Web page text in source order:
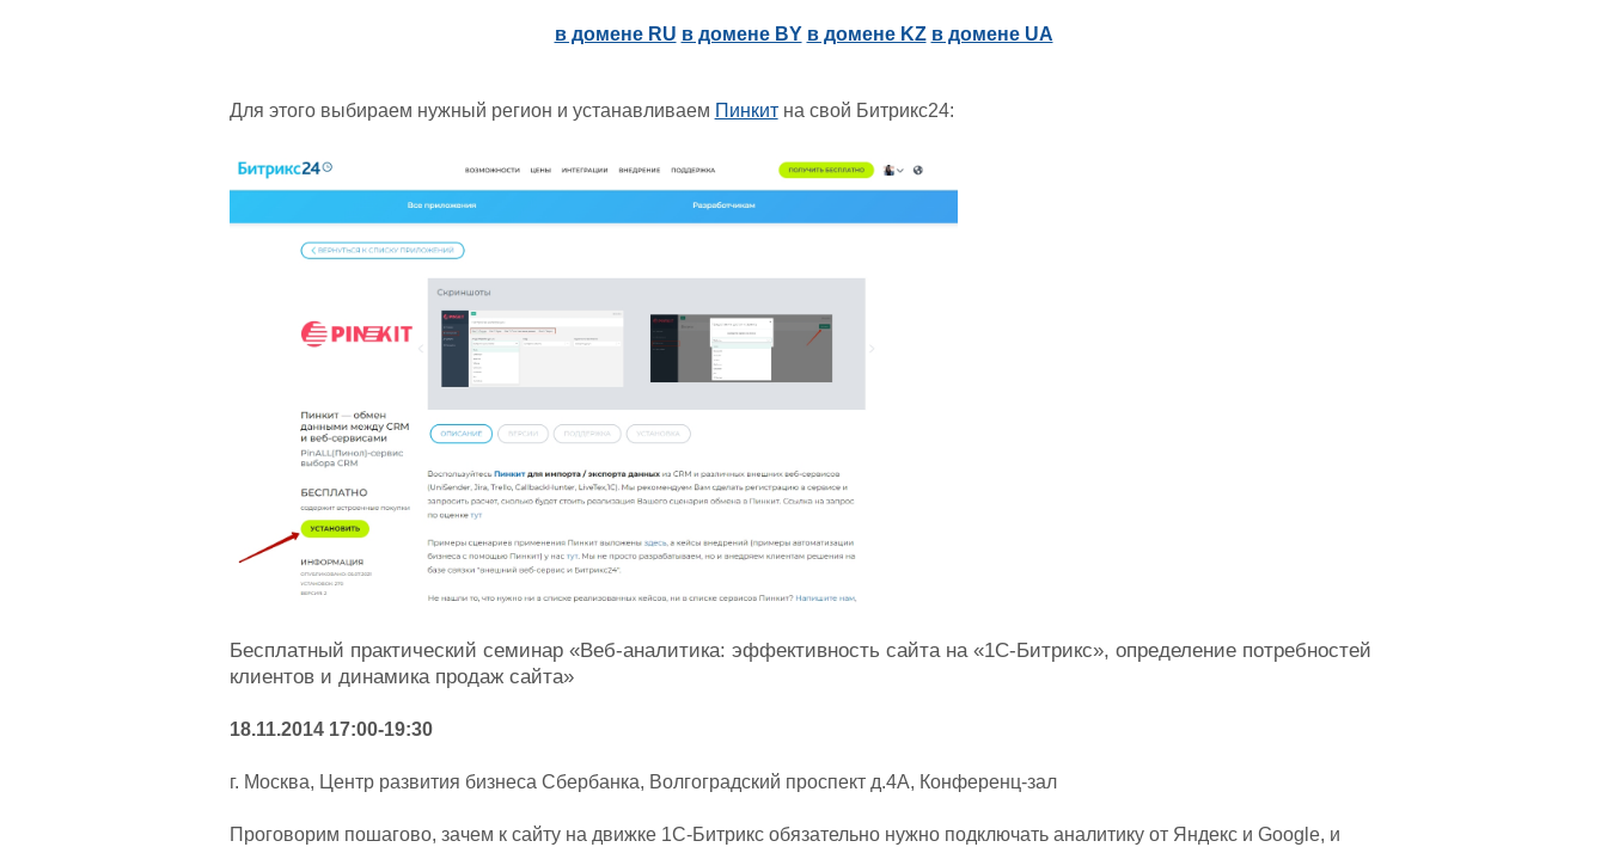
в домене RU в домене BY в домене KZ в домене UA
Для этого выбираем нужный регион и устанавливаем Пинкитна свой Битрикс24:
Бесплатный практический семинар «Веб-аналитика: эффективность сайта на «1С-Битрикс», определение потребностей
клиентов и динамика продаж сайта»
18.11.2014 17:00-19:30
г. Москва, Центр развития бизнеса Сбербанка, Волгоградский проспект д.4А, Конференц-зал
Проговорим пошагово, зачем к сайту на движке 1С-Битрикс обязательно нужно подключать аналитику от Яндекс и Google, и